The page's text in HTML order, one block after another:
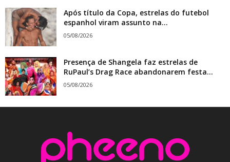
Após título da Copa, estrelas do futebol
espanhol viram assunto na...
05/08/2026
Presença de Shangela faz estrelas de
RuPaul’s Drag Race abandonarem festa...
05/08/2026